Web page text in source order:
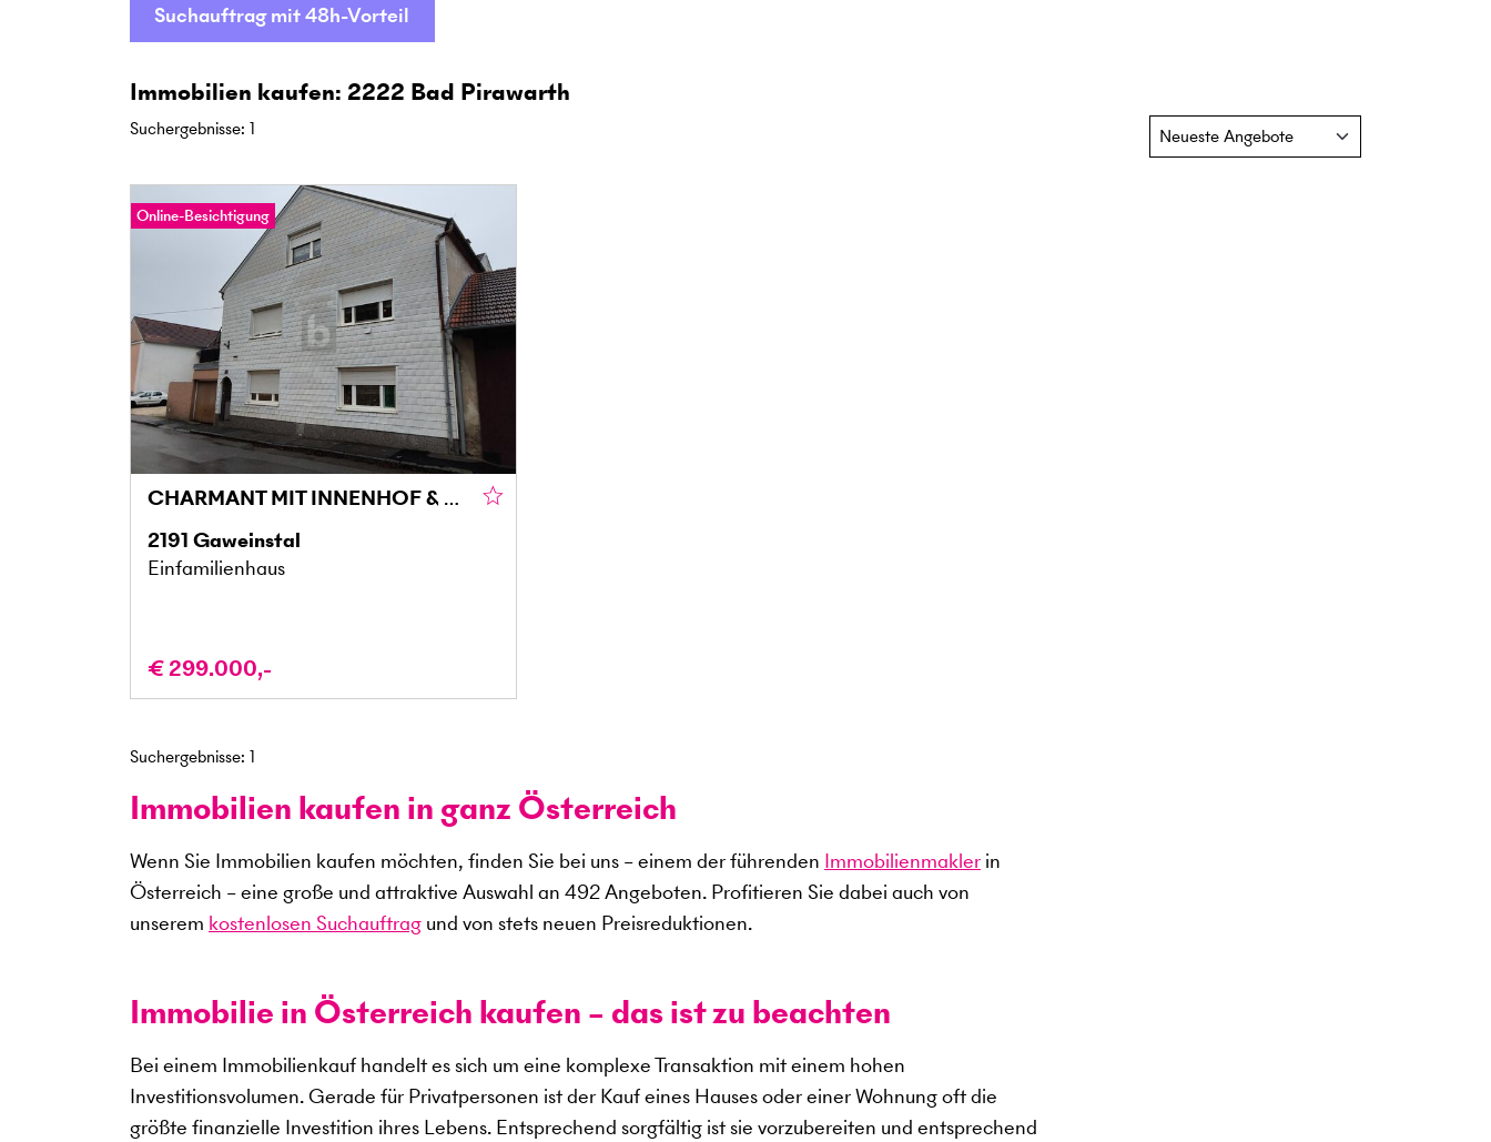
Suchauftrag mit 48h-Vorteil
Immobilien kaufen: 2222 Bad Pirawarth
Suchergebnisse: 1
Online-Besichtigung
CHARMANT MIT INNENHOF & BALKON – SOFORT BEZIEHBAR!
2191 Gaweinstal
Einfamilienhaus
€ 299.000,-
Suchergebnisse: 1
Immobilien kaufen in ganz Österreich
Wenn Sie Immobilien kaufen möchten, finden Sie bei uns – einem der führenden Immobilienmakler in
Österreich – eine große und attraktive Auswahl an 492Angeboten. Profitieren Sie dabei auch von
unserem kostenlosen Suchauftrag und von stets neuen Preisreduktionen.
Immobilie in Österreich kaufen – das ist zu beachten
Bei einem Immobilienkauf handelt es sich um eine komplexe Transaktion mit einem hohen
Investitionsvolumen. Gerade für Privatpersonen ist der Kauf eines Hauses oder einer Wohnung oft die
größte finanzielle Investition ihres Lebens. Entsprechend sorgfältig ist sie vorzubereiten und entsprechend